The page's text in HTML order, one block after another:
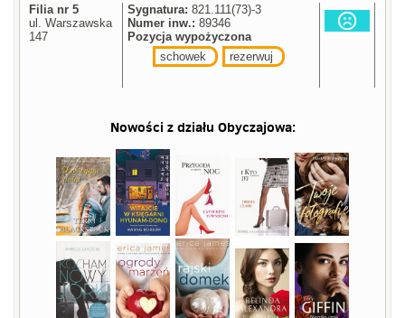
Filia nr 5
ul. Warszawska
147
Sygnatura: 821.111(73)-3
Numer inw.: 89346
Pozycja wypożyczona
schowek
rezerwuj
Nowości z działu Obyczajowa: